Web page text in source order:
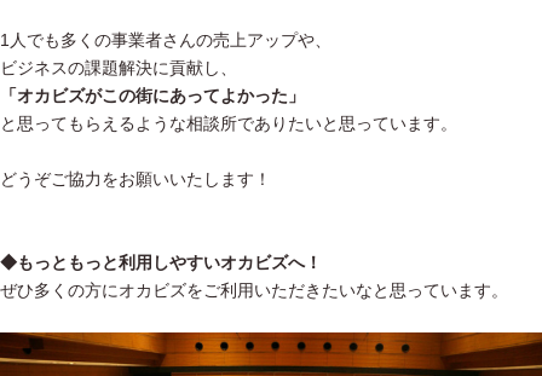
1人でも多くの事業者さんの売上アップや、
ビジネスの課題解決に貢献し、
「オカビズがこの街にあってよかった」
と思ってもらえるような相談所でありたいと思っています。
どうぞご協力をお願いいたします！
◆もっともっと利用しやすいオカビズへ！
ぜひ多くの方にオカビズをご利用いただきたいなと思っています。